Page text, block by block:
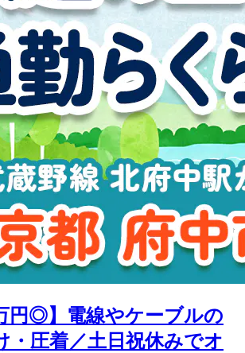
円◎】電線やケーブルの
・圧着／土日祝休みでオ